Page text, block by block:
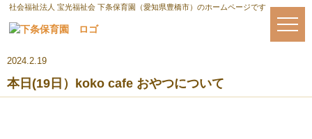
社会福祉法人 宝光福祉会 下条保育園（愛知県豊橋市）のホームページです
2024.2.19
本日(19日）koko cafe おやつについて